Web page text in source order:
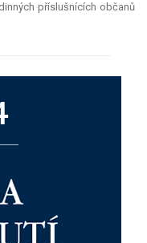
příslušnících občanů